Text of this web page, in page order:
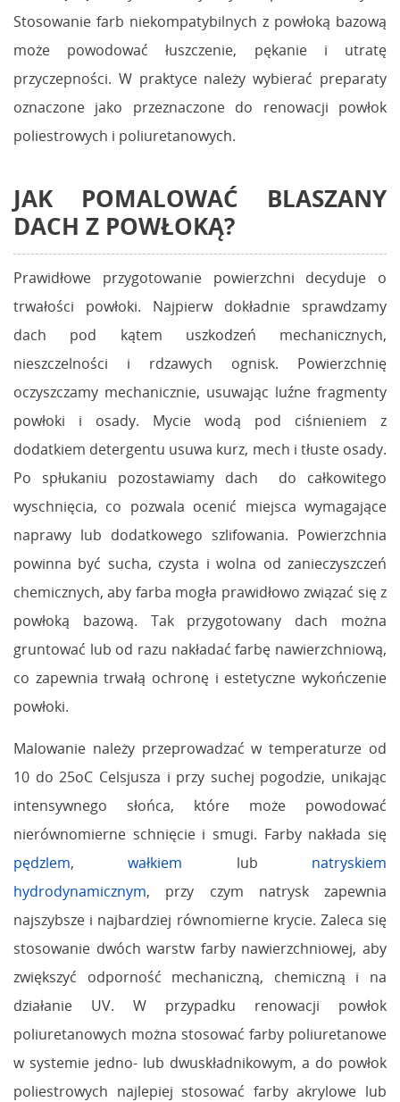
Stosowanie farb niekompatybilnych z powłoką bazową
może powodować łuszczenie, pękanie i utratę
przyczepności. W praktyce należy wybierać preparaty
oznaczone jako przeznaczone do renowacji powłok
poliestrowych i poliuretanowych.
JAK POMALOWAĆ BLASZANY
DACH Z POWŁOKĄ?
Prawidłowe przygotowanie powierzchni decyduje o
trwałości powłoki. Najpierw dokładnie sprawdzamy
dach pod kątem uszkodzeń mechanicznych,
nieszczelności i rdzawych ognisk. Powierzchnię
oczyszczamy mechanicznie, usuwając luźne fragmenty
powłoki i osady. Mycie wodą pod ciśnieniem z
dodatkiem detergentu usuwa kurz, mech i tłuste osady.
Po spłukaniu pozostawiamy dach do całkowitego
wyschnięcia, co pozwala ocenić miejsca wymagające
naprawy lub dodatkowego szlifowania. Powierzchnia
powinna być sucha, czysta i wolna od zanieczyszczeń
chemicznych, aby farba mogła prawidłowo związać się z
powłoką bazową. Tak przygotowany dach można
gruntować lub od razu nakładać farbę nawierzchniową,
co zapewnia trwałą ochronę i estetyczne wykończenie
powłoki.
Malowanie należy przeprowadzać w temperaturze od
10 do 25oC Celsjusza i przy suchej pogodzie, unikając
intensywnego słońca, które może powodować
nierównomierne schnięcie i smugi. Farby nakłada się
pędzlem,wałkiem lub natryskiem
hydrodynamicznym, przy czym natrysk zapewnia
najszybsze i najbardziej równomierne krycie. Zaleca się
stosowanie dwóch warstw farby nawierzchniowej, aby
zwiększyć odporność mechaniczną, chemiczną i na
działanie UV. W przypadku renowacji powłok
poliuretanowych można stosować farby poliuretanowe
w systemie jedno- lub dwuskładnikowym, a do powłok
poliestrowych najlepiej stosować farby akrylowe lub